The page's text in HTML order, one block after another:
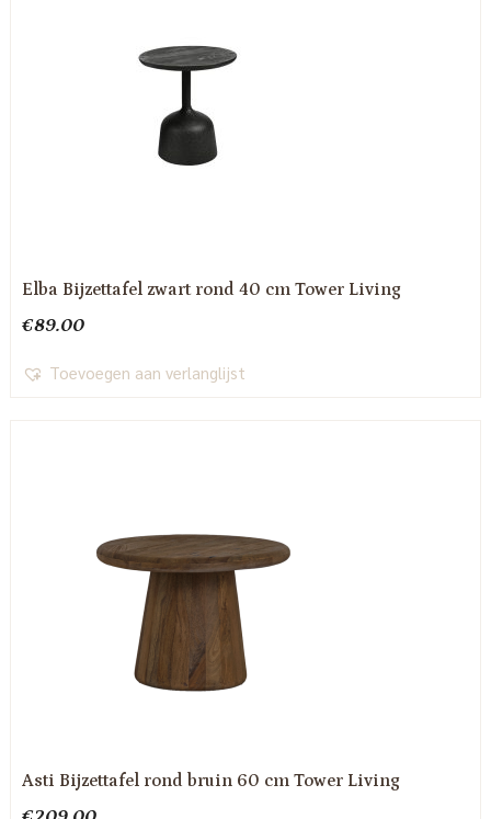
Elba Bijzettafel zwart rond 40 cm Tower Living
€89.00
Toevoegen aan verlanglijst
Asti Bijzettafel rond bruin 60 cm Tower Living